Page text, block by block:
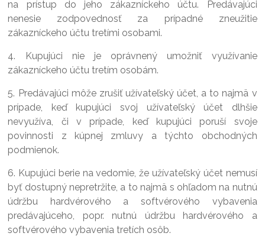
na prístup do jeho zákazníckeho účtu. Predávajúci
nenesie zodpovednosť za prípadné zneužitie
zákazníckeho účtu tretími osobami.
4. Kupujúci nie je oprávnený umožniť využívanie
zákazníckeho účtu tretím osobám.
5. Predávajúci môže zrušiť užívateľský účet, a to najmä v
prípade, keď kupujúci svoj užívateľský účet dlhšie
nevyužíva, či v prípade, keď kupujúci poruší svoje
povinnosti z kúpnej zmluvy a týchto obchodných
podmienok.
6. Kupujúci berie na vedomie, že užívateľský účet nemusí
byť dostupný nepretržite, a to najmä s ohľadom na nutnú
údržbu hardvérového a softvérového vybavenia
predávajúceho, popr. nutnú údržbu hardvérového a
softvérového vybavenia tretích osôb.